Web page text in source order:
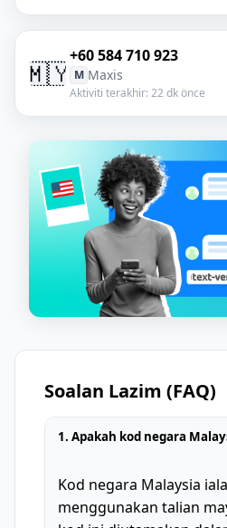
🇲🇾
+60 584 710 923
M Maxis
Aktiviti terakhir: 22 dk önce
Soalan Lazim (FAQ)
1. Apakah kod negara
Kod negara Malaysia
menggunakan talian